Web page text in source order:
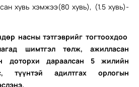
хувь хэмжээ(80 хувь), (1.5 хувь)-
насны тэтгэврийг тогтоохдоо
шимтгэл төлж, ажилласан
доторхи дараалсан 5 жилийн
түүнтэй адилтгах орлогын